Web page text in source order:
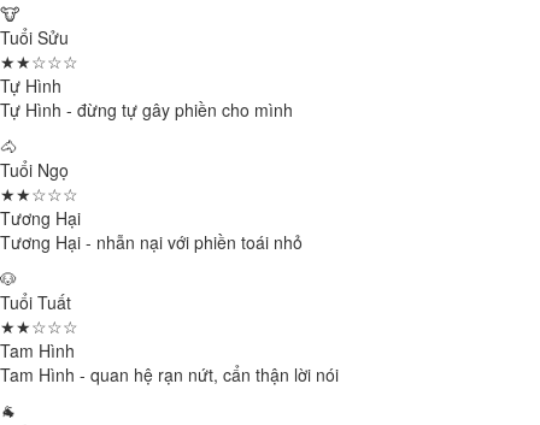
🐮
Tuổi Sửu
★★☆☆☆
Tự Hình
Tự Hình - đừng tự gây phiền cho mình
🐴
Tuổi Ngọ
★★☆☆☆
Tương Hại
Tương Hại - nhẫn nại với phiền toái nhỏ
🐶
Tuổi Tuất
★★☆☆☆
Tam Hình
Tam Hình - quan hệ rạn nứt, cẩn thận lời nói
🐐